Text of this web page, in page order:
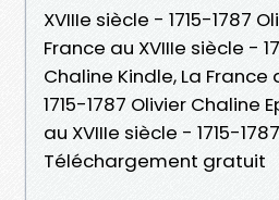
XVIIIe siècle - 1715-1787
France au XVIIIe siècle -
Chaline Kindle, La France
1715-1787 Olivier Chaline
au XVIIIe siècle - 1715-
Téléchargement gratuit